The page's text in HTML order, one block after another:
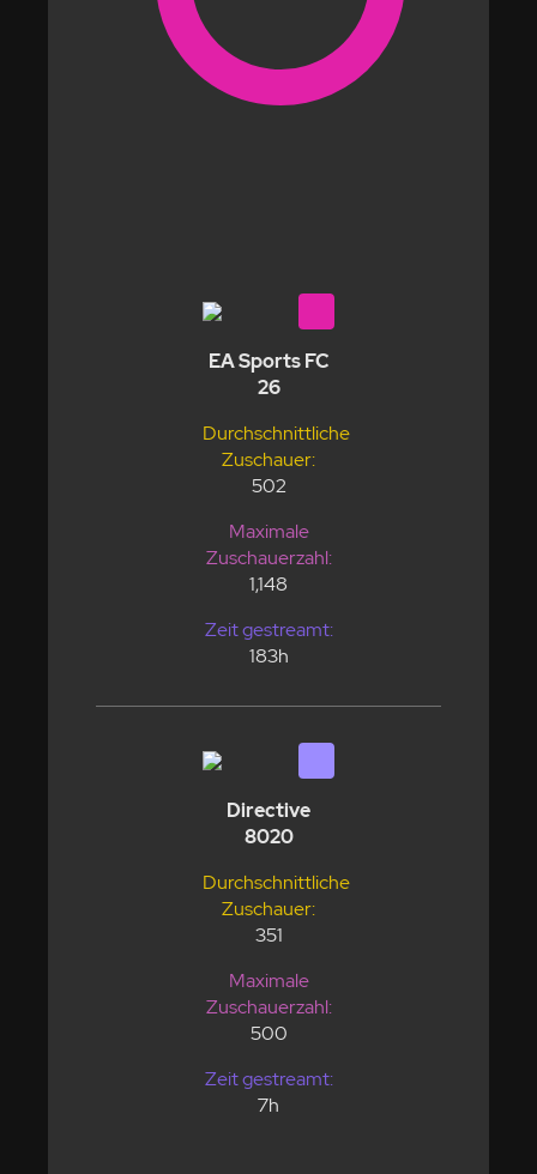
EA Sports FC
26
Durchschnittliche
Zuschauer:
502
Maximale
Zuschauerzahl:
1,148
Zeit gestreamt:
183h
Directive
8020
Durchschnittliche
Zuschauer:
351
Maximale
Zuschauerzahl:
500
Zeit gestreamt:
7h